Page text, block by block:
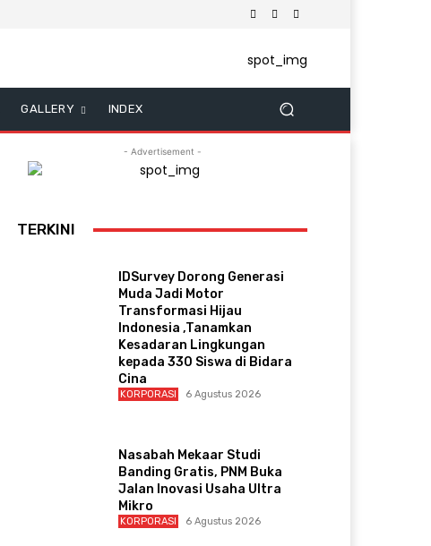
GALLERY INDEX
- Advertisement -
TERKINI
IDSurvey Dorong Generasi
Muda Jadi Motor
Transformasi Hijau
Indonesia ,Tanamkan
Kesadaran Lingkungan
kepada 330 Siswa di Bidara
Cina
KORPORASI 6 Agustus 2026
Nasabah Mekaar Studi
Banding Gratis, PNM Buka
Jalan Inovasi Usaha Ultra
Mikro
KORPORASI 6 Agustus 2026